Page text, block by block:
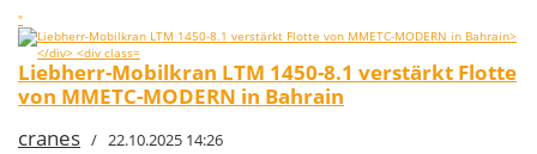
"
Liebherr-Mobilkran LTM 1450-8.1 verstärkt Flotte
von MMETC-MODERN in Bahrain
cranes / 22.10.2025 14:26